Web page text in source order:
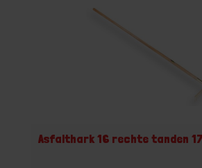
Asfalthark 16 rechte tanden